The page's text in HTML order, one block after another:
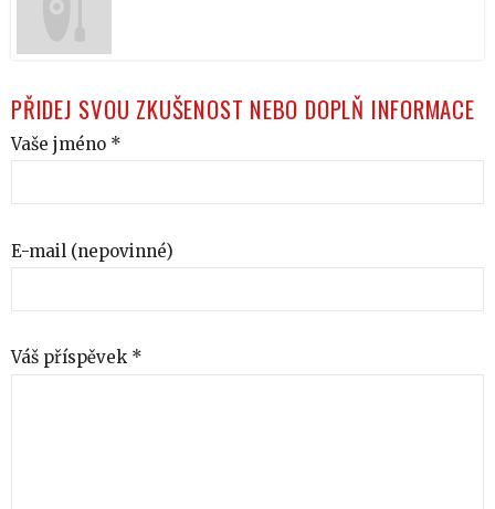
PŘIDEJ SVOU ZKUŠENOST NEBO DOPLŇ INFORMACE
Vaše jméno *
E-mail (nepovinné)
Váš příspěvek *